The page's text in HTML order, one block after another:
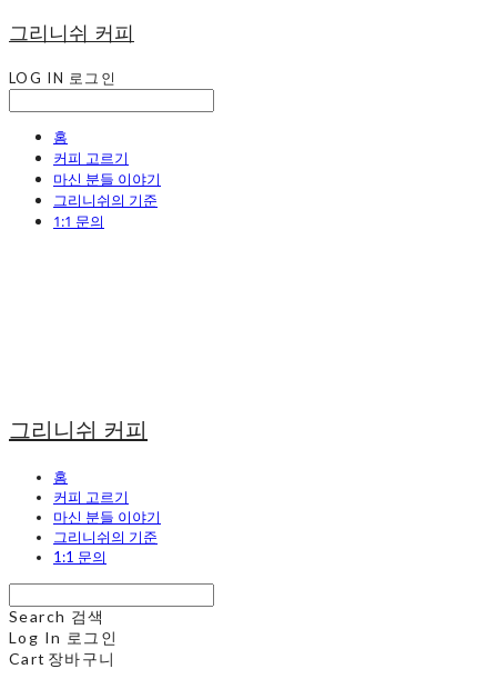
그리니쉬 커피
LOG IN 로그인
홈
커피 고르기
마신 분들 이야기
그리니쉬의 기준
1:1 문의
그리니쉬 커피
홈
커피 고르기
마신 분들 이야기
그리니쉬의 기준
1:1 문의
Search 검색
Log In 로그인
Cart 장바구니